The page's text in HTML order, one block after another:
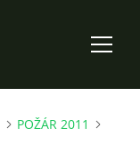
POŽÁR 2011